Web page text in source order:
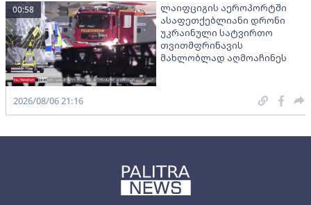
ლაიფციგის აეროპორტში
ასაფეთქებლიანი დრონი
უკრაინული სატვირთო
თვითმფრინავის
მახლობლად აღმოაჩინეს
00:58
2026/08/06 21:16